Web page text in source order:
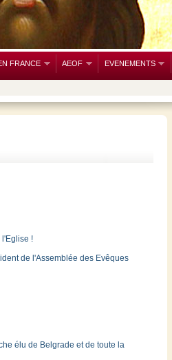
FRANCE AEOF EVENEMENTS
l'Eglise !
de l'Assemblée des Evêques
élu de Belgrade et de toute la